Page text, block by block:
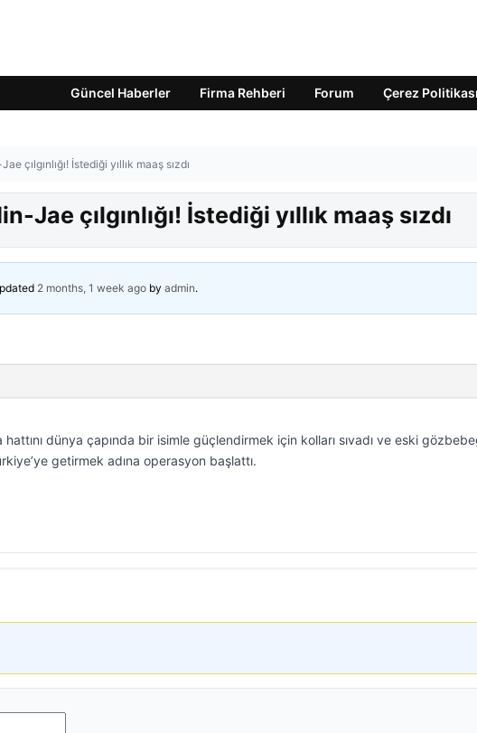
Güncel Haberler Firma Rehberi Forum Çerez Politikası
çılgınlığı! İstediği yıllık maaş sızdı
Jae çılgınlığı! İstediği yıllık maaş sızdı
2 months, 1 week ago by admin.
dünya çapında bir isimle güçlendirmek için kolları sıvadı ve eski
getirmek adına operasyon başlattı.